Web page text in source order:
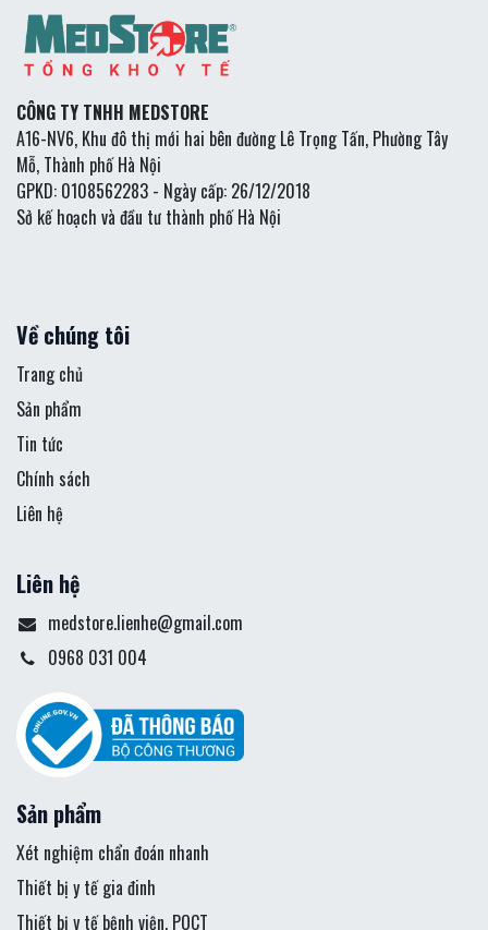
CÔNG TY TNHH MEDSTORE
A16-NV6, Khu đô thị mới hai bên đường Lê Trọng Tấn, Phường Tây
Mỗ, Thành phố Hà Nội
GPKD: 0108562283 - Ngày cấp: 26/12/2018
Sở kế hoạch và đầu tư thành phố Hà Nội
Về chúng tôi
Trang chủ
Sản phẩm
Tin tức
Chính sách
Liên hệ
Liên hệ
medstore.lienhe@gmail.com
0968 031 004
Sản phẩm
Xét nghiệm chẩn đoán nhanh
Thiết bị y tế gia đinh
Thiết bị y tế bệnh viện, POCT